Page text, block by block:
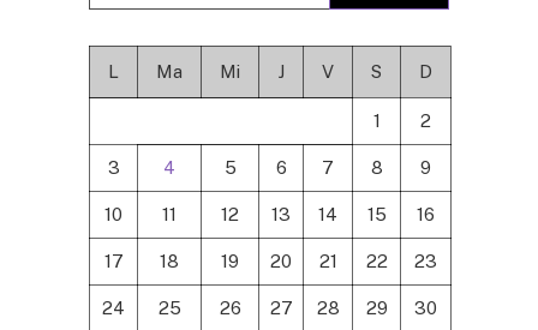
L Ma Mi J V S D
1 2
3 4 5 6 7 8 9
10 11 12 13 14 15 16
17 18 19 20 21 22 23
24 25 26 27 28 29 30